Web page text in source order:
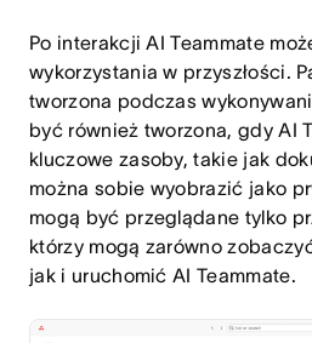
Po interakcji AI Teammate
wykorzystania w przyszłości.
tworzona podczas
być również tworzona, gdy AI
kluczowe zasoby, takie jak
można sobie wyobrazić jako
mogą być przeglądane tylko
którzy mogą zarówno
jak i uruchomić AI Teammate.